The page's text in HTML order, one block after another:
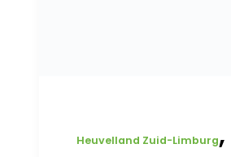
Heuvelland Zuid-Limburg,